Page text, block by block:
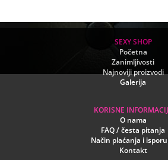
SEXY SHOP
Početna
Zanimljivosti
Najnoviji proizvodi
Galerija
KORISNE
O nama
FAQ / česta pitanja
Način plaćanja i
Kontakt